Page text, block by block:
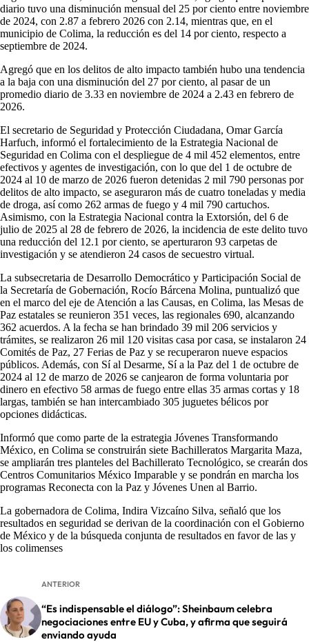
diario tuvo una disminución mensual del 25 por ciento entre noviembre
de 2024, con 2.87 a febrero 2026 con 2.14, mientras que, en el
municipio de Colima, la reducción es del 14 por ciento, respecto a
septiembre de 2024.
Agregó que en los delitos de alto impacto también hubo una tendencia
a la baja con una disminución del 27 por ciento, al pasar de un
promedio diario de 3.33 en noviembre de 2024 a 2.43 en febrero de
2026.
El secretario de Seguridad y Protección Ciudadana, Omar García
Harfuch, informó el fortalecimiento de la Estrategia Nacional de
Seguridad en Colima con el despliegue de 4 mil 452 elementos, entre
efectivos y agentes de investigación, con lo que del 1 de octubre de
2024 al 10 de marzo de 2026 fueron detenidas 2 mil 790 personas por
delitos de alto impacto, se aseguraron más de cuatro toneladas y media
de droga, así como 262 armas de fuego y 4 mil 790 cartuchos.
Asimismo, con la Estrategia Nacional contra la Extorsión, del 6 de
julio de 2025 al 28 de febrero de 2026, la incidencia de este delito tuvo
una reducción del 12.1 por ciento, se aperturaron 93 carpetas de
investigación y se atendieron 24 casos de secuestro virtual.
La subsecretaria de Desarrollo Democrático y Participación Social de
la Secretaría de Gobernación, Rocío Bárcena Molina, puntualizó que
en el marco del eje de Atención a las Causas, en Colima, las Mesas de
Paz estatales se reunieron 351 veces, las regionales 690, alcanzando
362 acuerdos. A la fecha se han brindado 39 mil 206 servicios y
trámites, se realizaron 26 mil 120 visitas casa por casa, se instalaron 24
Comités de Paz, 27 Ferias de Paz y se recuperaron nueve espacios
públicos. Además, con Sí al Desarme, Sí a la Paz del 1 de octubre de
2024 al 12 de marzo de 2026 se canjearon de forma voluntaria por
dinero en efectivo 58 armas de fuego entre ellas 35 armas cortas y 18
largas, también se han intercambiado 305 juguetes bélicos por
opciones didácticas.
Informó que como parte de la estrategia Jóvenes Transformando
México, en Colima se construirán siete Bachilleratos Margarita Maza,
se ampliarán tres planteles del Bachillerato Tecnológico, se crearán dos
Centros Comunitarios México Imparable y se pondrán en marcha los
programas Reconecta con la Paz y Jóvenes Unen al Barrio.
La gobernadora de Colima, Indira Vizcaíno Silva, señaló que los
resultados en seguridad se derivan de la coordinación con el Gobierno
de México y de la búsqueda conjunta de resultados en favor de las y
los colimenses
ANTERIOR
“Es indispensable el diálogo”: Sheinbaum celebra
negociaciones entre EU y Cuba, y afirma que seguirá
enviando ayuda